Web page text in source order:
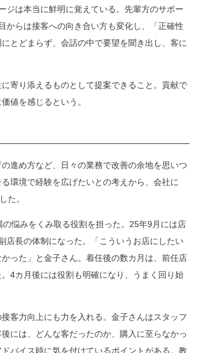
ジは本当に鮮明に覚えている。先輩方のサポー
からは接客への向き合い方も変化し、「正確性
とどまらず、会話の中で要望を聞き出し、客に
寄り添えるものとして提案できること。貢献で
値を感じるという。
進め方など、日々の業務で改善の余地を思いつ
環境で経験を広げたいとの考えから、会社に
た。
悩みをくみ取る役割を担った。25年9月には店
店長の体制になった。「こういうお店にしたい
った」と金子さん。着任後の数カ月は、前任店
4カ月後には役割も明確になり、うまく回り始
客力向上にも力を入れる。金子さんはスタッフ
には、どんな客だったのか、購入に至らなかっ
バイス時に気を付けているポイントがある。教